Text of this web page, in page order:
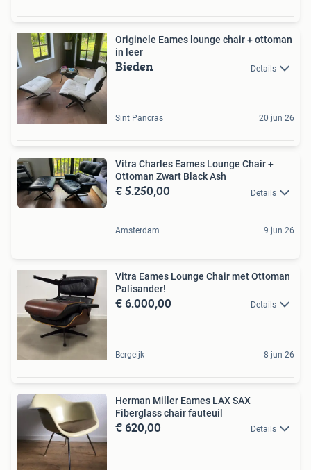
Originele Eames lounge chair + ottoman
in leer
Bieden Details
Sint Pancras 20 jun 26
Vitra Charles Eames Lounge Chair +
Ottoman Zwart Black Ash
€ 5.250,00 Details
Amsterdam 9 jun 26
Vitra Eames Lounge Chair met Ottoman
Palisander!
€ 6.000,00 Details
Bergeijk 8 jun 26
Herman Miller Eames LAX SAX
Fiberglass chair fauteuil
€ 620,00 Details